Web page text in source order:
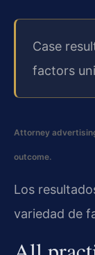
Case
factors
Attorney
outcome.
Los
variedad de